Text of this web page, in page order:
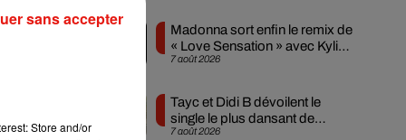
le
7 août 2026
Madonna sort enfin le remix de
« Love Sensation » avec Kylie
Minogue
7 août 2026
Tayc et Didi B dévoilent le
single le plus dansant de
l’année
Store and/or
sans accepter